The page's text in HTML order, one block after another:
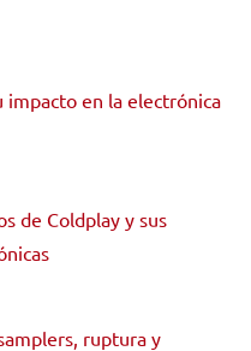
impacto en la electrónica
de Coldplay y sus
ruptura y